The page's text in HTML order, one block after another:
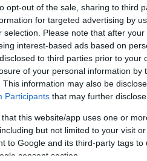
opt-out of the sale, sharing to third
for targeted advertising by
selection. Please note that after
interest-based ads based on
to third parties prior to
of your personal information by
This information may also be
Participants that may further
that this website/app uses one or
but not limited to your visit
to Google and its third-party tags
consent section.
ΕΚΑΒ, με ασθενοφόρο να
μέσα σε λίγες
η απαραίτητη
φέρεται να επιχείρησε να